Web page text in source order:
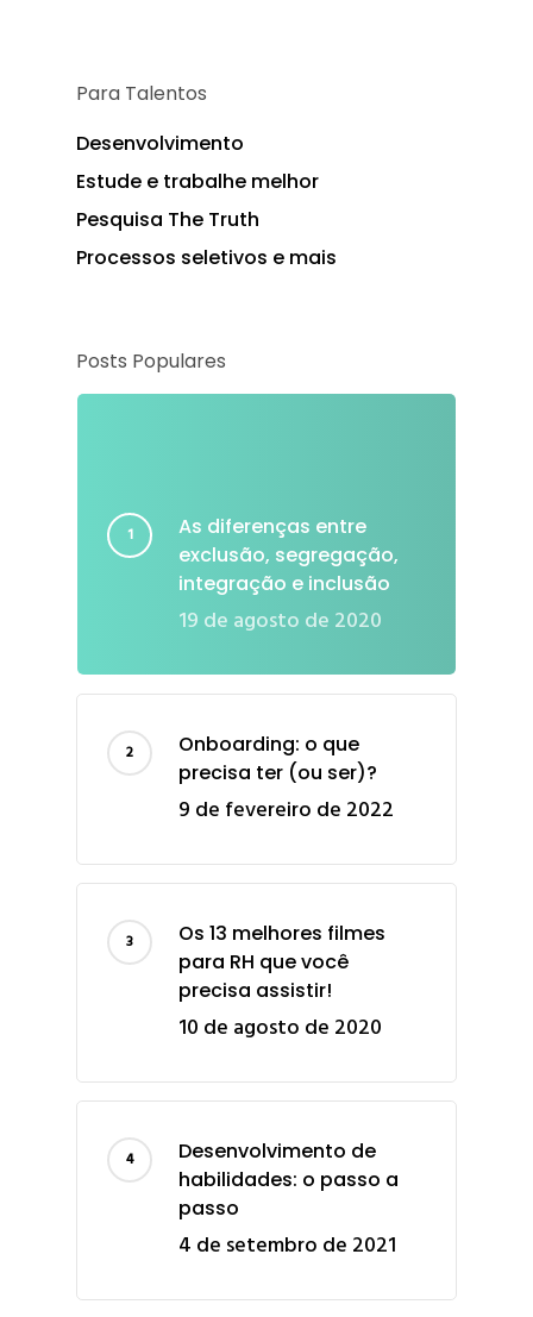
Para Talentos
Desenvolvimento
Estude e trabalhe melhor
Pesquisa The Truth
Processos seletivos e mais
Posts Populares
As diferenças entre
exclusão, segregação,
integração e inclusão
19 de agosto de 2020
Onboarding: o que
precisa ter (ou ser)?
9 de fevereiro de 2022
Os 13 melhores filmes
para RH que você
precisa assistir!
10 de agosto de 2020
Desenvolvimento de
habilidades: o passo a
passo
4 de setembro de 2021